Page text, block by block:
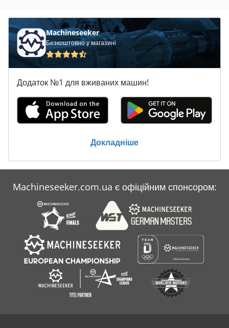
Claas Axion 840 Cmatic
Claas Axion 850
Claas Axion 850 Cebis
Claas Axos 310 C
Claas Axos 310 Cx
Claas Axos 330 Cx
Claas Axos 340 C
Claas Axos 340 Cx
Machineseeker
Безкоштовно у магазині
Додаток №1 для вживаних машин!
Докладніше
Machineseeker.com.ua є офіційним спонсором: